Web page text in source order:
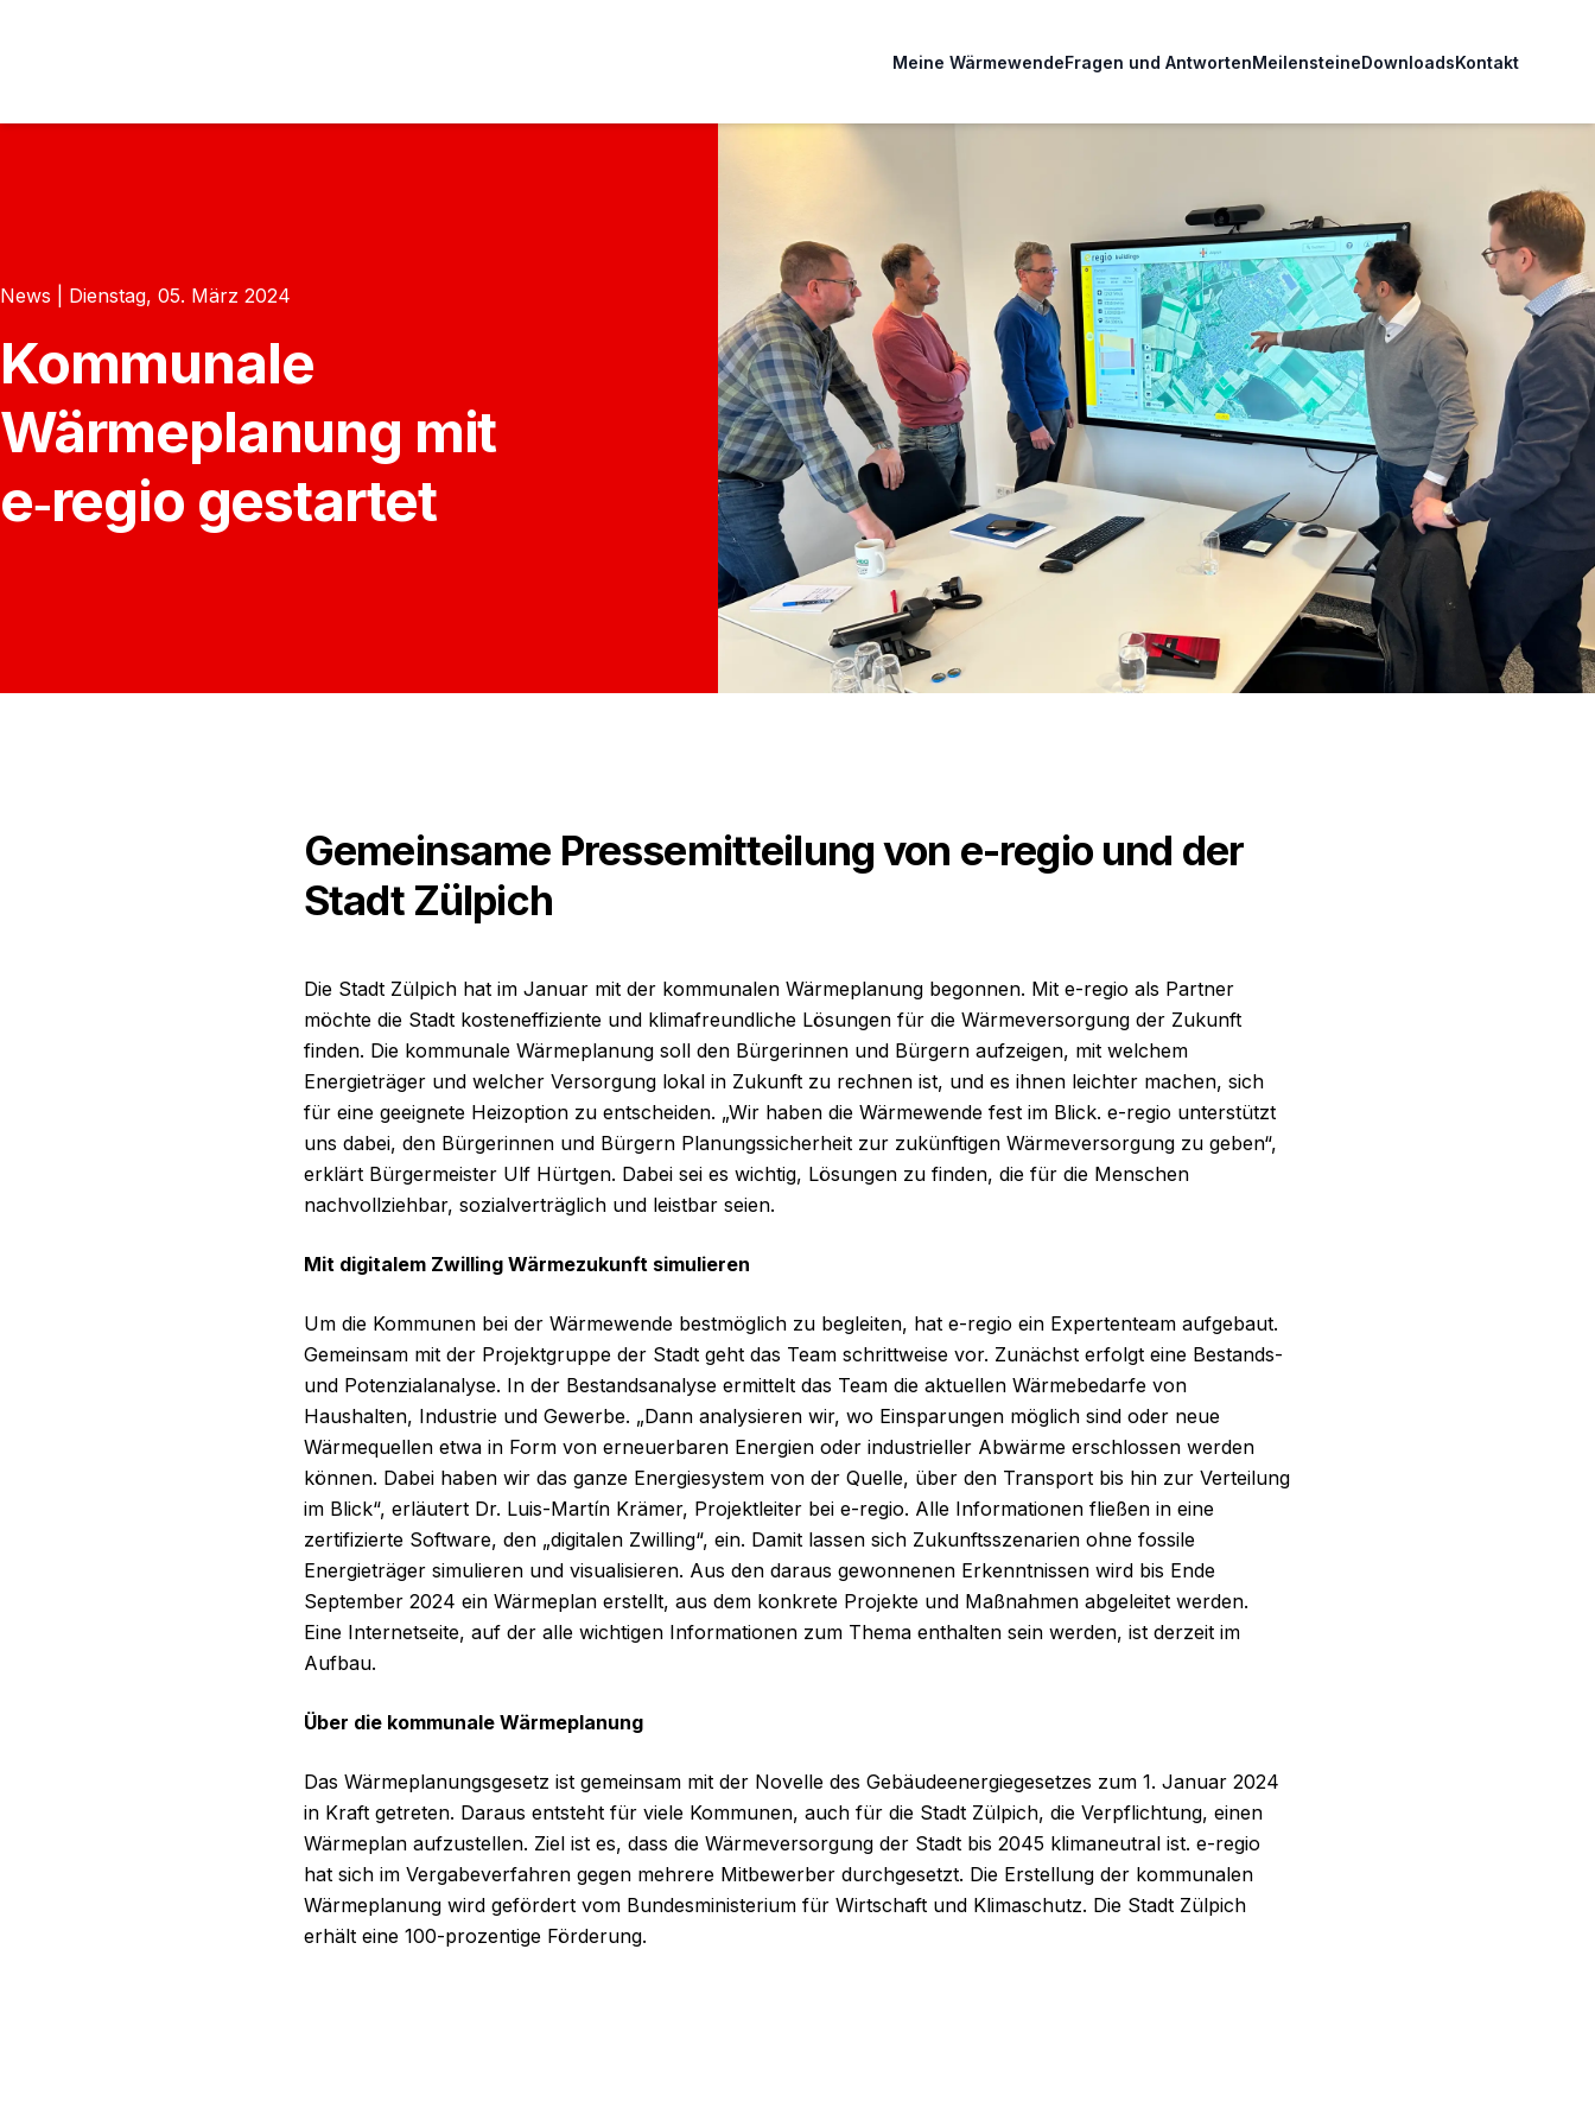
Meine WärmewendeFragen und AntwortenMeilensteineDownloadsKontakt
News | Dienstag, 05. März 2024
Kommunale
Wärmeplanung mit
e‑regio gestartet
Gemeinsame Pressemitteilung von e-regio und der
Stadt Zülpich
Die Stadt Zülpich hat im Januar mit der kommunalen Wärmeplanung begonnen. Mit e-regio als Partner
möchte die Stadt kosteneffiziente und klimafreundliche Lösungen für die Wärmeversorgung der Zukunft
finden. Die kommunale Wärmeplanung soll den Bürgerinnen und Bürgern aufzeigen, mit welchem
Energieträger und welcher Versorgung lokal in Zukunft zu rechnen ist, und es ihnen leichter machen, sich
für eine geeignete Heizoption zu entscheiden. „Wir haben die Wärmewende fest im Blick. e-regio unterstützt
uns dabei, den Bürgerinnen und Bürgern Planungssicherheit zur zukünftigen Wärmeversorgung zu geben“,
erklärt Bürgermeister Ulf Hürtgen. Dabei sei es wichtig, Lösungen zu finden, die für die Menschen
nachvollziehbar, sozialverträglich und leistbar seien.
Mit digitalem Zwilling Wärmezukunft simulieren
Um die Kommunen bei der Wärmewende bestmöglich zu begleiten, hat e-regio ein Expertenteam aufgebaut.
Gemeinsam mit der Projektgruppe der Stadt geht das Team schrittweise vor. Zunächst erfolgt eine Bestands-
und Potenzialanalyse. In der Bestandsanalyse ermittelt das Team die aktuellen Wärmebedarfe von
Haushalten, Industrie und Gewerbe. „Dann analysieren wir, wo Einsparungen möglich sind oder neue
Wärmequellen etwa in Form von erneuerbaren Energien oder industrieller Abwärme erschlossen werden
können. Dabei haben wir das ganze Energiesystem von der Quelle, über den Transport bis hin zur Verteilung
im Blick“, erläutert Dr. Luis-Martín Krämer, Projektleiter bei e-regio. Alle Informationen fließen in eine
zertifizierte Software, den „digitalen Zwilling“, ein. Damit lassen sich Zukunftsszenarien ohne fossile
Energieträger simulieren und visualisieren. Aus den daraus gewonnenen Erkenntnissen wird bis Ende
September 2024 ein Wärmeplan erstellt, aus dem konkrete Projekte und Maßnahmen abgeleitet werden.
Eine Internetseite, auf der alle wichtigen Informationen zum Thema enthalten sein werden, ist derzeit im
Aufbau.
Über die kommunale Wärmeplanung
Das Wärmeplanungsgesetz ist gemeinsam mit der Novelle des Gebäudeenergiegesetzes zum 1. Januar 2024
in Kraft getreten. Daraus entsteht für viele Kommunen, auch für die Stadt Zülpich, die Verpflichtung, einen
Wärmeplan aufzustellen. Ziel ist es, dass die Wärmeversorgung der Stadt bis 2045 klimaneutral ist. e-regio
hat sich im Vergabeverfahren gegen mehrere Mitbewerber durchgesetzt. Die Erstellung der kommunalen
Wärmeplanung wird gefördert vom Bundesministerium für Wirtschaft und Klimaschutz. Die Stadt Zülpich
erhält eine 100-prozentige Förderung.